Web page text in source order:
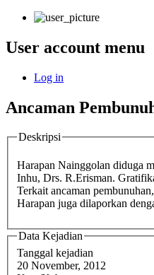
User account menu
Log in
Ancaman
Deskripsi
Harapan Nainggolan diduga
Inhu, Drs. R.Erisman.
Terkait ancaman
Harapan juga dilaporkan
Data Kejadian
Tanggal kejadian
20 November, 2012